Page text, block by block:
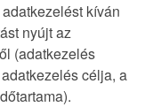
kíván
nyújt az
(adatkezelés
célja, a